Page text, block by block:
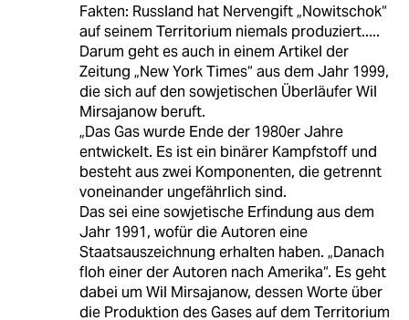
Fakten: Russland hat Nervengift „Nowitschok“
auf seinem Territorium niemals produziert.....
Darum geht es auch in einem Artikel der
Zeitung „New York Times“ aus dem Jahr 1999,
die sich auf den sowjetischen Überläufer Wil
Mirsajanow beruft.
„Das Gas wurde Ende der 1980er Jahre
entwickelt. Es ist ein binärer Kampfstoff und
besteht aus zwei Komponenten, die getrennt
voneinander ungefährlich sind.
Das sei eine sowjetische Erfindung aus dem
Jahr 1991, wofür die Autoren eine
Staatsauszeichnung erhalten haben. „Danach
floh einer der Autoren nach Amerika“. Es geht
dabei um Wil Mirsajanow, dessen Worte über
die Produktion des Gases auf dem Territorium